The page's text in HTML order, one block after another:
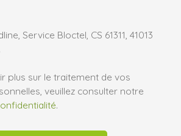
Service Bloctel, CS 61311, 41013
plus sur le traitement de vos
veuillez consulter notre
.